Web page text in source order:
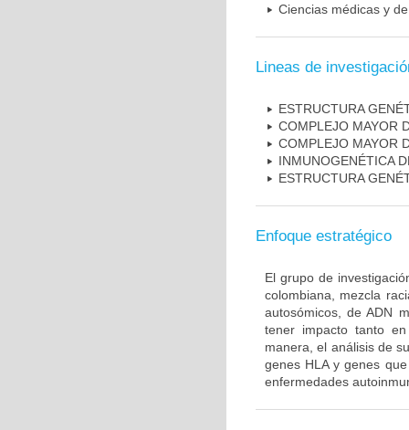
Ciencias médicas y
Lineas de
ESTRUCTURA
COMPLEJO MAYOR
COMPLEJO MAYOR
INMUNOGENÉTICA
ESTRUCTURA
Enfoque estratégico
El grupo de
colombiana, mezcla
autosómicos, de ADN
tener impacto tanto
manera, el análisis de
genes HLA y genes
enfermedades